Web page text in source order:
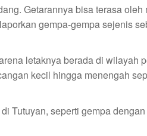
Getarannya bisa terasa oleh
gempa‑gempa sejenis
letaknya berada di wilayah
kecil hingga menengah
Tutuyan, seperti gempa